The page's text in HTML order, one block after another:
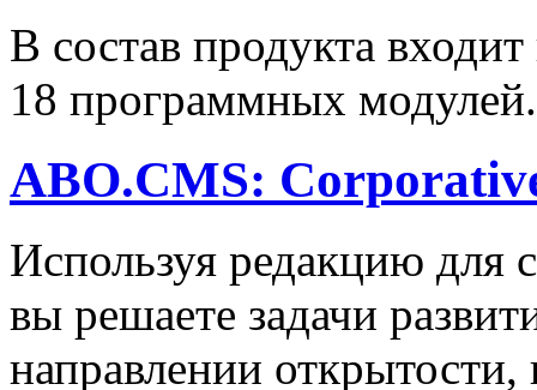
В состав продукта
18 программных модулей.
ABO.CMS:
Используя редакцию для
вы решаете задачи
направлении